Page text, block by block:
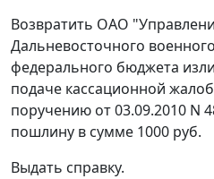
Возвратить ОАО
Дальневосточного
федерального бюджета
подаче кассационной
поручению от 03.09.2010 N
пошлину в сумме 1000 руб.
Выдать справку.